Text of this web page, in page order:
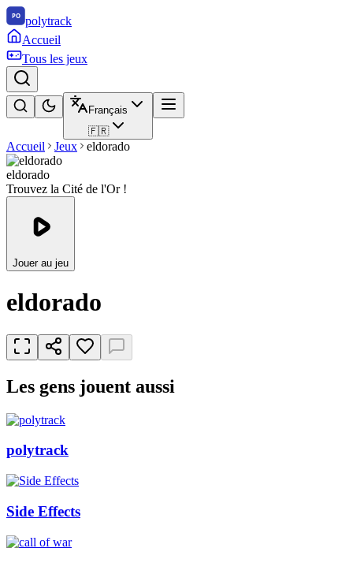
polytrack
Accueil
Tous les jeux
Français
🇫🇷
Accueil Jeux eldorado
eldorado
Trouvez la Cité de l'Or !
Jouer au jeu
eldorado
Les gens jouent aussi
polytrack
Side Effects